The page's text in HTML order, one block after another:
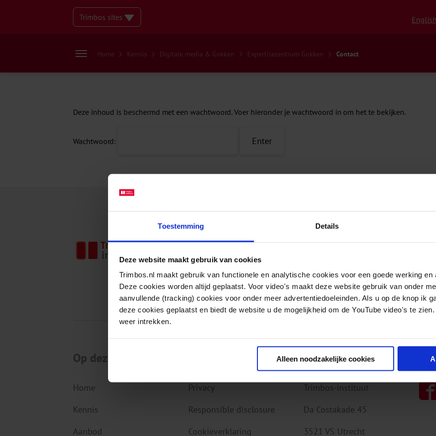
Toestemming Details
Deze website maakt gebruik van cookies
Trimbos.nl maakt gebruik van functionele en analytische cookies voor een goede werking
Deze cookies worden altijd geplaatst. Voor video's maakt deze website gebruik van onder
aanvullende (tracking) cookies voor onder meer advertentiedoeleinden. Als u op de knop ik
deze cookies geplaatst en biedt de website u de mogelijkheid om de YouTube video's te
weer intrekken.
Alleen noodzakelijke cookies
Trimbos sites
Home Kennis Digitale media & Gokken Expertisecentrum Gokken Contact
Deze inhoud is beschermd met een wachtwoord. Voer hieronder je wachtwoord in om het te bekijken.
Wachtwoord:
Het Trimbos-instituut is een onafhankelijk, wetenschappelijk
gezondheid, alcohol, tabak en drugs. We doen onderzoek,
kennis, zodat mensen aan hun eigen mentale gezondheid
die van anderen.
Op deze website
Home
Kennis
Aanbod
Over deze website
Privacy
Responsible disclosure
Cookieverklaring
Contact
Trimbos-instituut
Da Costakade 45
3521 VS Utrecht